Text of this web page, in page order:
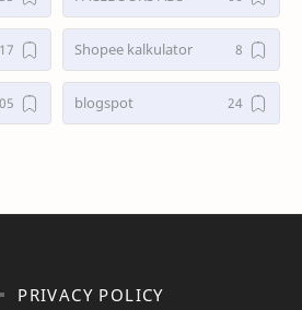
Shopee kalkulator
blogspot
PRIVACY POLICY